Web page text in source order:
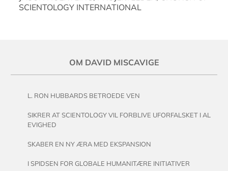
SCIENTOLOGY INTERNATIONAL
OM DAVID MISCAVIGE
L. RON HUBBARDS BETROEDE VEN
SIKRER AT SCIENTOLOGY VIL FORBLIVE UFORFALSKET I AL
EVIGHED
SKABER EN NY ÆRA MED EKSPANSION
I SPIDSEN FOR GLOBALE HUMANITÆRE INITIATIVER